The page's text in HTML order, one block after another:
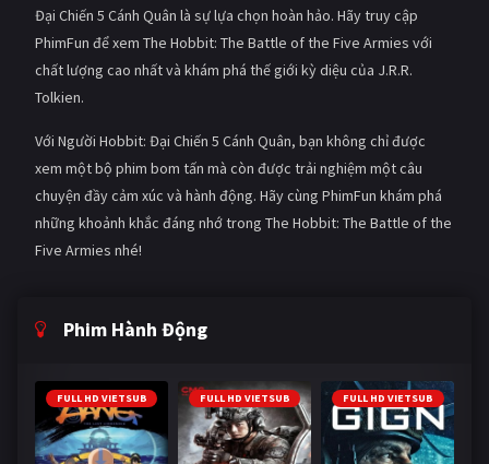
Đại Chiến 5 Cánh Quân là sự lựa chọn hoàn hảo. Hãy truy cập
PhimFun để xem The Hobbit: The Battle of the Five Armies với
chất lượng cao nhất và khám phá thế giới kỳ diệu của J.R.R.
Tolkien.
Với Người Hobbit: Đại Chiến 5 Cánh Quân, bạn không chỉ được
xem một bộ phim bom tấn mà còn được trải nghiệm một câu
chuyện đầy cảm xúc và hành động. Hãy cùng PhimFun khám phá
những khoảnh khắc đáng nhớ trong The Hobbit: The Battle of the
Five Armies nhé!
Phim Hành Động
FULL HD VIETSUB FULL HD VIETSUB FULL HD VIETSUB